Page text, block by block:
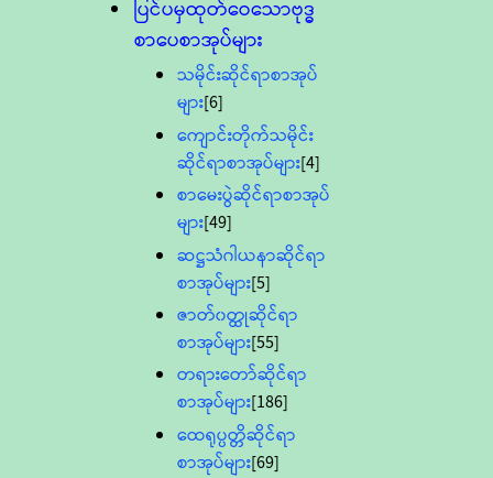
ပြင်ပမှထုတ်ဝေသောဗုဒ္ဓ
စာပေစာအုပ်များ
သမိုင်းဆိုင်ရာစာအုပ်
များ[6]
ကျောင်းတိုက်သမိုင်း
ဆိုင်ရာစာအုပ်များ[4]
စာမေးပွဲဆိုင်ရာစာအုပ်
များ[49]
ဆဋ္ဌသံဂါယနာဆိုင်ရာ
စာအုပ်များ[5]
ဇာတ်၀တ္ထုဆိုင်ရာ
စာအုပ်များ[55]
တရားတော်ဆိုင်ရာ
စာအုပ်များ[186]
ထေရုပ္ပတ္တိဆိုင်ရာ
စာအုပ်များ[69]